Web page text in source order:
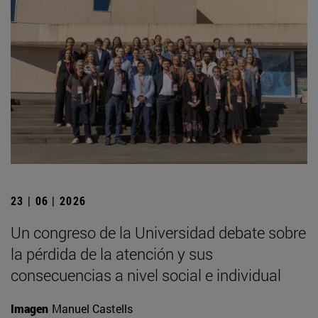
23 | 06 | 2026
Un congreso de la Universidad debate sobre
la pérdida de la atención y sus
consecuencias a nivel social e individual
Imagen Manuel Castells